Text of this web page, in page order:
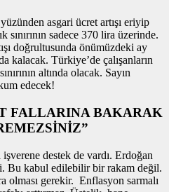
asgari ücret artışı eriyip
sınırının sadece 370 lira üzerinde.
doğrultusunda önümüzdeki ay
kalacak. Türkiye’de çalışanların
altında olacak. Sayın
edecek!
FALLARINA BAKARAK
destek de vardı. Erdoğan
Bu kabul edilebilir bir rakam değil.
olması gerekir. Enflasyon sarmalı